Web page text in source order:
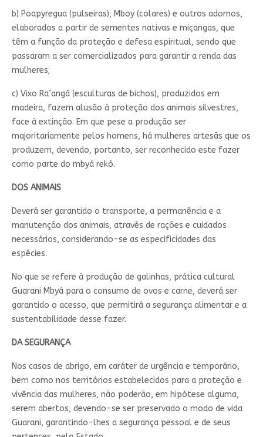
b) Poapyregua (pulseiras), Mboy (colares) e outros adornos,
elaborados a partir de sementes nativas e miçangas, que
têm a função da proteção e defesa espiritual, sendo que
passaram a ser comercializados para garantir a renda das
mulheres;
c) Vixo Ra´angá (esculturas de bichos), produzidos em
madeira, fazem alusão à proteção dos animais silvestres,
face à extinção. Em que pese a produção ser
majoritariamente pelos homens, há mulheres artesãs que os
produzem, devendo, portanto, ser reconhecido este fazer
como parte do mbyá rekó.
DOS ANIMAIS
Deverá ser garantido o transporte, a permanência e a
manutenção dos animais, através de rações e cuidados
necessários, considerando-se as especificidades das
espécies.
No que se refere à produção de galinhas, prática cultural
Guarani Mbyá para o consumo de ovos e carne, deverá ser
garantido o acesso, que permitirá a segurança alimentar e a
sustentabilidade desse fazer.
DA SEGURANÇA
Nos casos de abrigo, em caráter de urgência e temporário,
bem como nos territórios estabelecidos para a proteção e
vivência das mulheres, não poderão, em hipótese alguma,
serem abertos, devendo-se ser preservado o modo de vida
Guarani, garantindo-lhes a segurança pessoal e de seus